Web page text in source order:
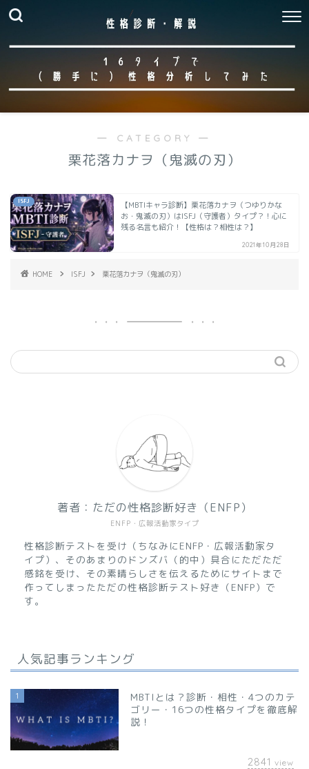
― CATEGORY ―
栗花落カナヲ（鬼滅の刃）
ISFJ
【MBTIキャラ診断】栗花落カナヲ（つゆりかな
お・鬼滅の刃）はISFJ（守護者）タイプ？！心に
残る名言も紹介！【性格は？相性は？】
2021年10月28日
HOME ISFJ 栗花落カナヲ（鬼滅の刃）
ENFP・広報活動家タイプ
著者：ただの性格診断好き（ENFP）
性格診断テストを受け（ちなみにENFP・広報活動家タ
イプ）、そのあまりのドンズバ（的中）具合にただただ
感銘を受け、その素晴らしさを伝えるためにサイトまで
作ってしまったただの性格診断テスト好き（ENFP）で
す。
人気記事ランキング
1
MBTIとは？診断・相性・4つのカテ
ゴリー・16つの性格タイプを徹底解
説！
2841 view